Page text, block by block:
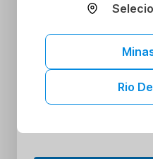
Realize seus
escolhida
4 Tenha acesso
sair de casaRio